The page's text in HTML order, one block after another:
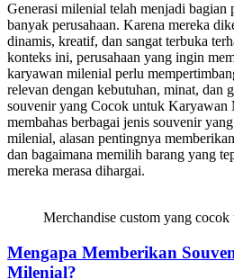
Generasi milenial telah menjadi bagian
banyak perusahaan. Karena mereka
dinamis, kreatif, dan sangat terbuka
konteks ini, perusahaan yang ingin
karyawan milenial perlu
relevan dengan kebutuhan, minat, dan
souvenir yang Cocok untuk
membahas berbagai jenis souvenir
milenial, alasan pentingnya
dan bagaimana memilih barang yang
mereka merasa dihargai.
Merchandise custom yang
Mengapa Memberikan
Milenial?